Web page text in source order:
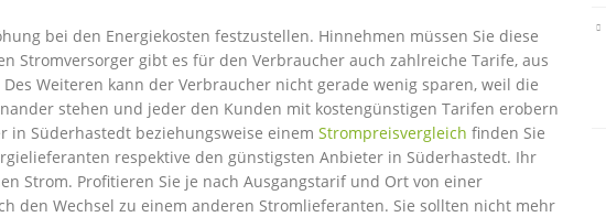
bei den Energiekosten festzustellen. Hinnehmen müssen Sie diese
Stromversorger gibt es für den Verbraucher auch zahlreiche Tarife, aus
Weiteren kann der Verbraucher nicht gerade wenig sparen, weil die
stehen und jeder den Kunden mit kostengünstigen Tarifen erobern
in Süderhastedt beziehungsweise einem Strompreisvergleich finden Sie
respektive den günstigsten Anbieter in Süderhastedt. Ihr
Strom. Profitieren Sie je nach Ausgangstarif und Ort von einer
den Wechsel zu einem anderen Stromlieferanten. Sie sollten nicht mehr